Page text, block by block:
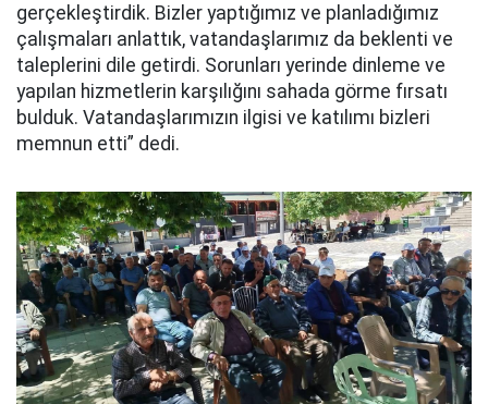
gerçekleştirdik. Bizler yaptığımız ve planladığımız
çalışmaları anlattık, vatandaşlarımız da beklenti ve
taleplerini dile getirdi. Sorunları yerinde dinleme ve
yapılan hizmetlerin karşılığını sahada görme fırsatı
bulduk. Vatandaşlarımızın ilgisi ve katılımı bizleri
memnun etti” dedi.